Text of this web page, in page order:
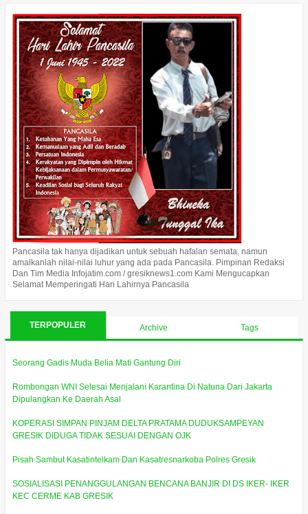
Pancasila tak hanya dijadikan untuk sebuah hafalan semata, namun
amalkanlah nilai-nilai luhur yang ada pada Pancasila. Pimpinan Redaksi
Dan Tim Media Infojatim.com / gresiknews1.com Kami Mengucapkan
Selamat Memperingati Hari Lahirnya Pancasila
TERPOPULER Archive Tags
Seorang Gadis Muda Belia Mati Gantung Diri
Rombongan WNI Selesai Menjalani Karantina Di Natuna Dari Jakarta
Dipulangkan Ke Daerah Asal
KOPERASI SIMPAN PINJAM DELTA PRATAMA DUDUKSAMPEYAN
GRESIK DIDUGA TIDAK SESUAI DENGAN OJK
Pisah Sambut Kasatintelkam Dan Kasatresnarkoba Polres Gresik
SOSIALISASI PENANGGULANGAN BENCANA BANJIR DI DS IKER- IKER
KEC CERME KAB GRESIK